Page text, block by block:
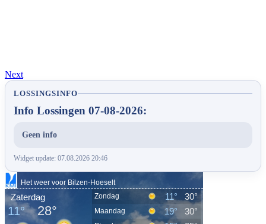
Next
LOSSINGSINFO
Info Lossingen 07-08-2026:
Geen info
Widget update: 07.08.2026 20:46